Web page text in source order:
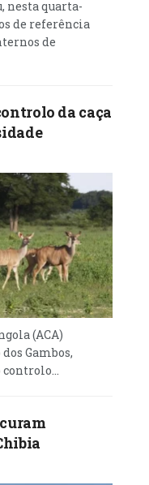
situação que
de
dos
Novembro de
ainda em
provincial,
no
seria
que não foi
na
a partir de 19
No entanto,
a 1 de
segundo os
Direcção
nesta quarta-
de referência
de
da caça
(ACA)
Gambos,